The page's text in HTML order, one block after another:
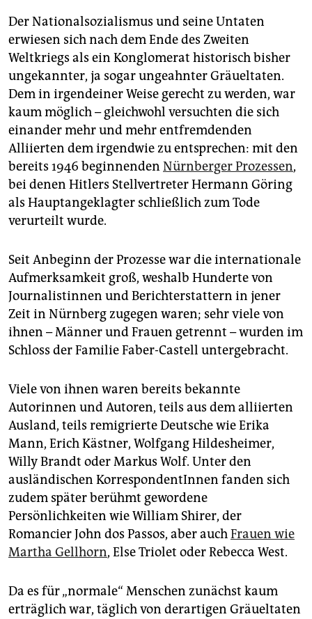
fragen & hilfe
unterstützen
abo
genossenschaft
epaper login
Der Nationalsozialismus und seine Untaten
erwiesen sich nach dem Ende des Zweiten
Weltkriegs als ein Konglomerat historisch bisher
ungekannter, ja sogar ungeahnter Gräueltaten.
Dem in irgendeiner Weise gerecht zu werden, war
kaum möglich – gleichwohl versuchten die sich
einander mehr und mehr entfremdenden
Alliierten dem irgendwie zu entsprechen: mit den
bereits 1946 beginnenden Nürnberger Prozessen,
bei denen Hitlers Stellvertreter Hermann Göring
als Hauptangeklagter schließlich zum Tode
verurteilt wurde.
Seit Anbeginn der Prozesse war die internationale
Aufmerksamkeit groß, weshalb Hunderte von
Journalistinnen und Berichterstattern in jener
Zeit in Nürnberg zugegen waren; sehr viele von
ihnen – Männer und Frauen getrennt – wurden im
Schloss der Familie Faber-Castell untergebracht.
Viele von ihnen waren bereits bekannte
Autorinnen und Autoren, teils aus dem alliierten
Ausland, teils remigrierte Deutsche wie Erika
Mann, Erich Kästner, Wolfgang Hildesheimer,
Willy Brandt oder Markus Wolf. Unter den
ausländischen KorrespondentInnen fanden sich
zudem später berühmt gewordene
Persönlichkeiten wie William Shirer, der
Romancier John dos Passos, aber auchFrauen wie
Martha Gellhorn, Else Trio­let oder Rebecca West.
Da es für „normale“ Menschen zunächst kaum
erträglich war, täglich von derartigen Gräueltaten